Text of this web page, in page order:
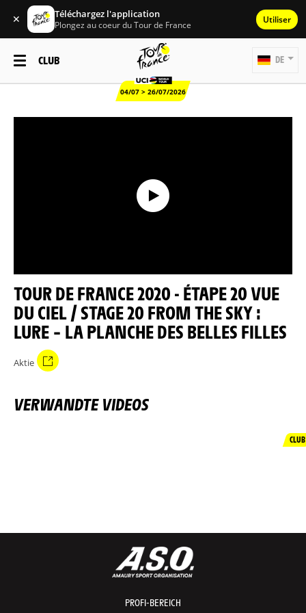
✕ Téléchargez l'application
Plongez au coeur du Tour de France Utiliser
CLUB
04/07 > 26/07/2026
DE
TOUR DE FRANCE 2020 - ÉTAPE 20 VUE
DU CIEL / STAGE 20 FROM THE SKY :
LURE – LA PLANCHE DES BELLES FILLES
Aktie
VERWANDTE VIDEOS
CLUB
PROFI-BEREICH